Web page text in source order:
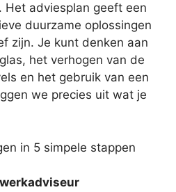
Het adviesplan geeft een
duurzame oplossingen
zijn. Je kunt denken aan
het verhogen van de
en het gebruik van een
we precies uit wat je
in 5 simpele stappen